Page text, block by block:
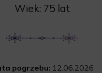
Wiek: 75 lat
pogrzebu: 12.06.2026